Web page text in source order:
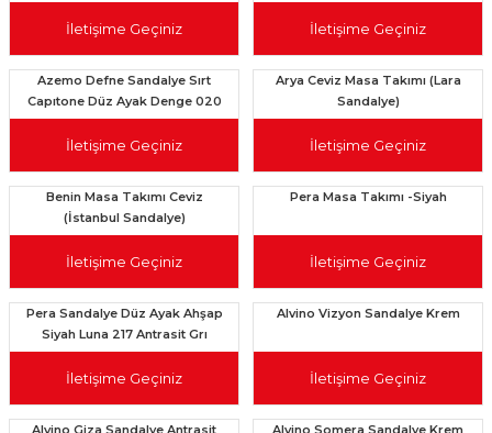
İletişime Geçiniz İletişime Geçiniz
Azemo Defne Sandalye Sırt
Capıtone Düz Ayak Denge 020
Krem
İletişime Geçiniz
Arya Ceviz Masa Takımı (Lara
Sandalye)
İletişime Geçiniz
Benin Masa Takımı Ceviz
(İstanbul Sandalye)
İletişime Geçiniz
Pera Masa Takımı -Siyah
İletişime Geçiniz
Pera Sandalye Düz Ayak Ahşap
Siyah Luna 217 Antrasit Grı
İletişime Geçiniz
Alvino Vizyon Sandalye Krem
İletişime Geçiniz